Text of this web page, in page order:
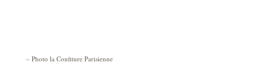
– Photo la Confiture Parisienne